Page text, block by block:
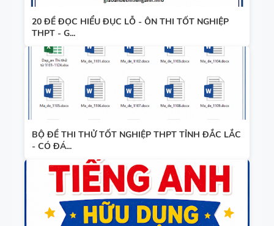
CÓ ĐÁP ÁN
20 ĐỀ ĐỌC HIỂU ĐỤC LỖ - ÔN THI TỐT NGHIỆP
THPT - G...
BỘ ĐỀ THI THỬ TỐT NGHIỆP THPT TỈNH ĐẮC LẮC
- CÓ ĐÁ...